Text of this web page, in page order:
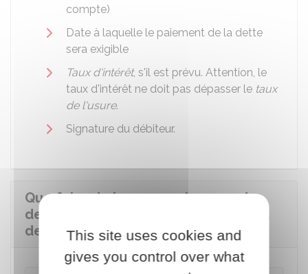
compte)
Date à laquelle le paiement de la dette
sera exigible
Taux d'intérêt, s'il est prévu. Attention, le
taux d'intérêt ne doit pas dépasser le taux
de l'usure.
Signature du débiteur.
Que faire de la reconnaissance de
dette après le remboursement de la
dette ?This site uses cookies and
gives you control over what